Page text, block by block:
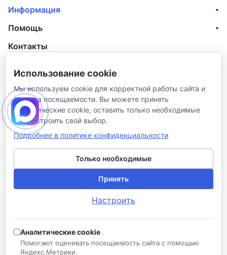
Информация
Помощь
Контакты
г. Краснодар (Центр),
ул. Чкалова, 167
© 2026 ИП Сибирцев И. В.
Разработано в
Использование cookie
Мы используем cookie для корректной работы сайта и
анализа посещаемости. Вы можете принять
аналитические cookie, оставить только необходимые
или настроить свой выбор.
Подробнее в политике конфиденциальности
Только необходимые
Принять
Настроить
Аналитические cookie
Помогают оценивать посещаемость сайта с помощью
Яндекс.Метрики.